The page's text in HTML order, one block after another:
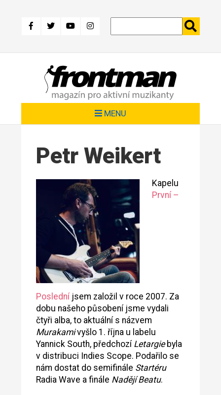
hlavnímu
MENU
Petr Weikert
Kapelu
První –
Posledníjsem založil v roce 2007. Za
dobu našeho působení jsme vydali
čtyři alba, to aktuální s názvem
Murakamivyšlo 1. října u labelu
Yannick South, předchozí Letargiebyla
v distribuci Indies Scope. Podařilo se
nám dostat do semifinále Startéru
Radia Wave a finále Nadějí Beatu.